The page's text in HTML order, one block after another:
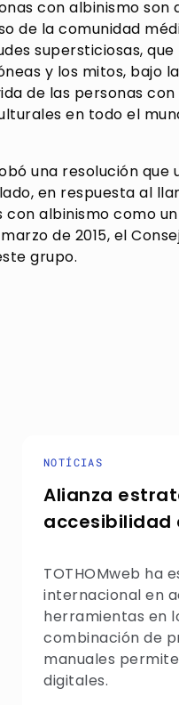
con albinismo
de la comunidad
supersticiosas,
y los mitos, bajo
de las personas
en todo el
una resolución
en respuesta al
albinismo como
de 2015, el
grupo.
NOTÍCIAS
Alianza
accesibilidad
TOTHOMweb ha
internacional en
herramientas en
combinación de
manuales
digitales.